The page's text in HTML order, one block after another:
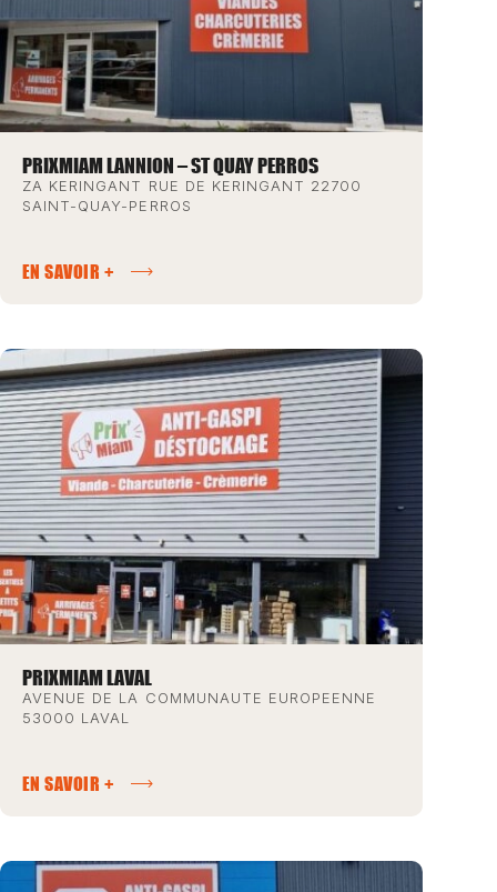
PRIXMIAM LANNION – ST QUAY PERROS
ZA KERINGANT RUE DE KERINGANT 22700
SAINT-QUAY-PERROS
EN SAVOIR +
PRIXMIAM LAVAL
AVENUE DE LA COMMUNAUTE EUROPEENNE
53000 LAVAL
EN SAVOIR +